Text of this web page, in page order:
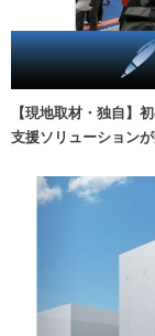
【現地取材・独自】
支援ソリューション